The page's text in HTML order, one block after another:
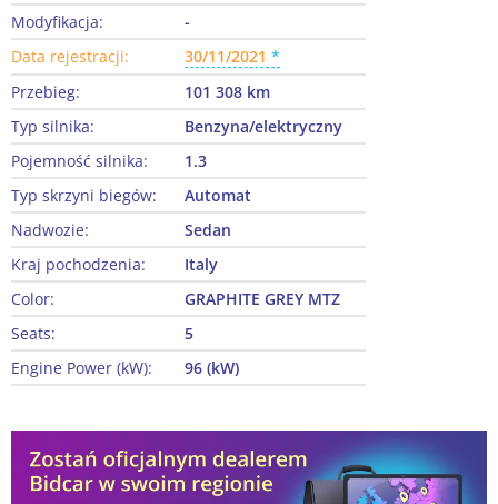
Modyfikacja:
-
Data rejestracji:
30/11/2021
Przebieg:
101 308 km
Typ silnika:
Benzyna/elektryczny
Pojemność silnika:
1.3
Typ skrzyni biegów:
Automat
Nadwozie:
Sedan
Kraj pochodzenia:
Italy
Color:
GRAPHITE GREY MTZ
Seats:
5
Engine Power (kW):
96 (kW)